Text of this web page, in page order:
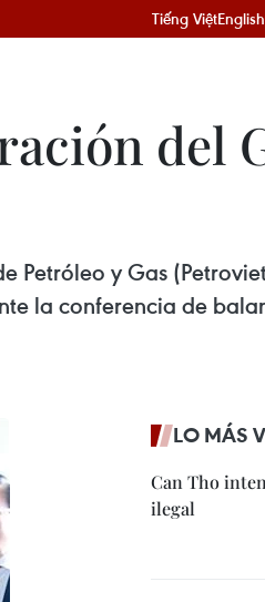
Tiếng ViệtEnglish
del
Petróleo y Gas
la conferencia de
LO MÁS
Can Tho
ilegal